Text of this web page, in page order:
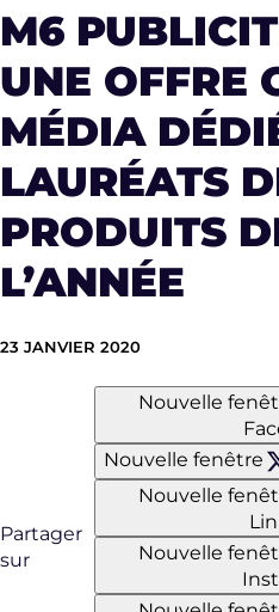
M6
UNE OFFRE
MÉDIA
LAURÉATS
PRODUITS
L’ANNÉE
23 JANVIER 2020
Partager
sur
Nouvelle
Nouvelle fenêtre
Nouvelle
Nouvelle